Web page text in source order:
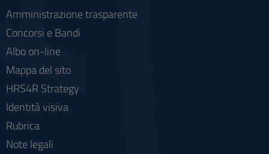
Amministrazione trasparente
Concorsi e Bandi
Albo on-line
Mappa del sito
HRS4R Strategy
Identità visiva
Rubrica
Note legali